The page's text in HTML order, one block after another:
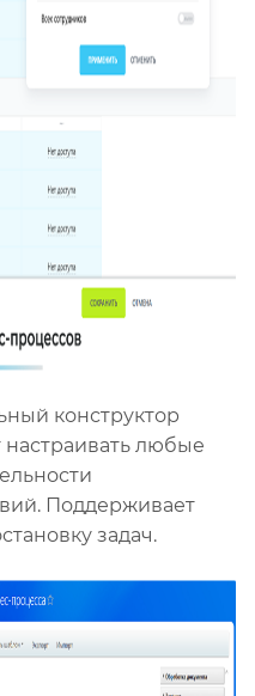
конструктор
любые
Поддерживает
задач.